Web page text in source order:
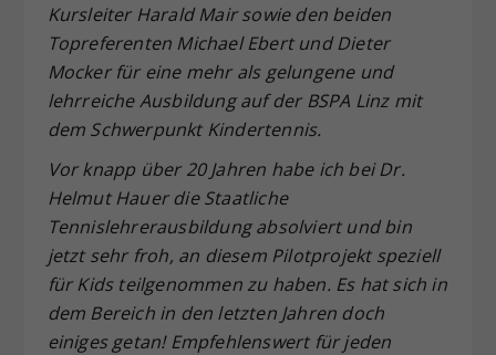
Kursleiter Harald Mair sowie den beiden
Topreferenten Michael Ebert und Dieter
Mocker für eine mehr als gelungene und
lehrreiche Ausbildung auf der BSPA Linz mit
dem Schwerpunkt Kindertennis.
Vor knapp über 20 Jahren habe ich bei Dr.
Helmut Hauer die Staatliche
Tennislehrerausbildung absolviert und bin
jetzt sehr froh, an diesem Pilotprojekt speziell
für Kids teilgenommen zu haben. Es hat sich in
dem Bereich in den letzten Jahren doch
einiges getan! Empfehlenswert für jeden